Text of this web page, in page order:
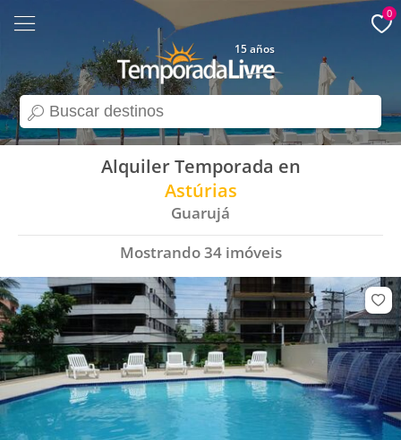
search
15 años
0
Alquiler Temporada en
Astúrias
Guarujá
Mostrando34imóveis